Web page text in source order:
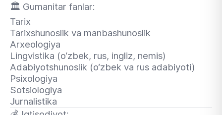
🏛 Gumanitar fanlar:
Tarix
Tarixshunoslik va manbashunoslik
Arxeologiya
Lingvistika (o‘zbek, rus, ingliz, nemis)
Adabiyotshunoslik (o‘zbek va rus adabiyoti)
Psixologiya
Sotsiologiya
Jurnalistika